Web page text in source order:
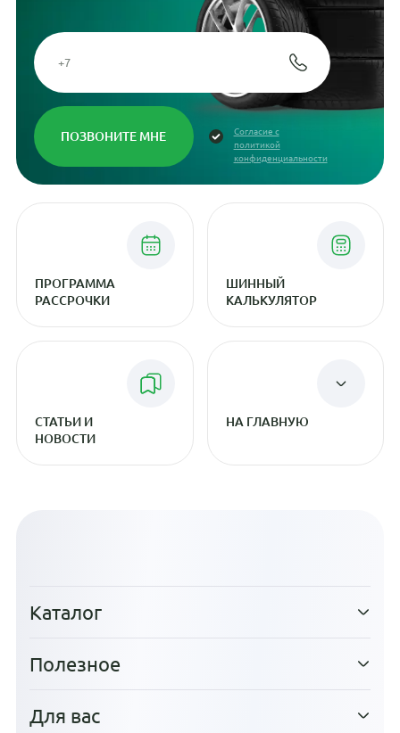
Согласие с
политикой
конфиденциальности
ПРОГРАММА
РАССРОЧКИ
ШИННЫЙ
КАЛЬКУЛЯТОР
СТАТЬИ И
НОВОСТИ
НА ГЛАВНУЮ
Каталог
Полезное
Для вас